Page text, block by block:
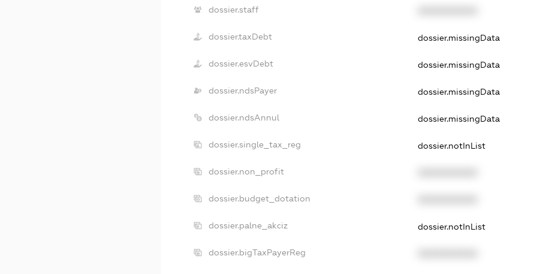
dossier.staff
dossier.taxDebt dossier.missingData
dossier.esvDebt dossier.missingData
dossier.ndsPayer dossier.missingData
dossier.ndsAnnul dossier.missingData
dossier.single_tax_reg dossier.notInList
dossier.non_profit
dossier.budget_dotation
dossier.palne_akciz dossier.notInList
dossier.bigTaxPayerReg